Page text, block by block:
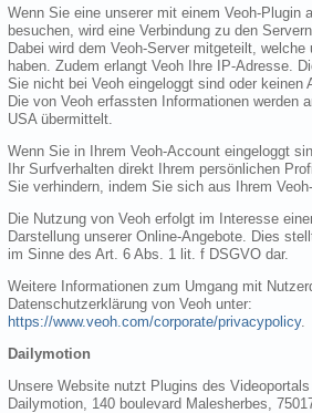
Wenn Sie eine unserer mit einem Veoh-Plugin
besuchen, wird eine Verbindung zu den
Dabei wird dem Veoh-Server mitgeteilt,
haben. Zudem erlangt Veoh Ihre IP-Adresse.
Sie nicht bei Veoh eingeloggt sind oder keinen
Die von Veoh erfassten Informationen werden
USA übermittelt.
Wenn Sie in Ihrem Veoh-Account eingeloggt
Ihr Surfverhalten direkt Ihrem persönlichen
Sie verhindern, indem Sie sich aus Ihrem
Die Nutzung von Veoh erfolgt im Interesse
Darstellung unserer Online-Angebote. Dies
im Sinne des Art. 6 Abs. 1 lit. f DSGVO dar.
Weitere Informationen zum Umgang mit
Datenschutzerklärung von Veoh unter:
https://www.veoh.com/corporate/privacypolicy.
Dailymotion
Unsere Website nutzt Plugins des
Dailymotion, 140 boulevard Malesherbes,